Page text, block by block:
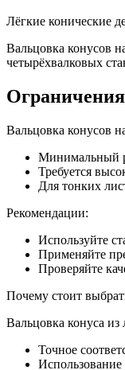
Лёгкие конические
Вальцовка конусов
четырёхвалковых
Вальцовка конусов
Минимальный
Требуется
Для тонких
Рекомендации:
Используйте
Применяйте
Проверяйте
Почему стоит
Вальцовка конуса
Точное
Использование